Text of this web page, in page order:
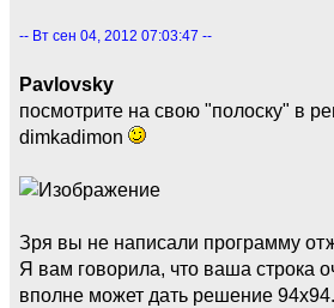
-- Вт сен 04, 2012 07:03:47 --
Pavlovsky
посмотрите на свою "полоску" в
dimkadimon
Зря вы не написали программу
Я вам говорила, что ваша строка
вполне может дать решение